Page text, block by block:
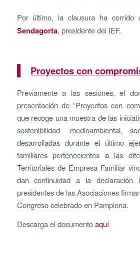
Por último, la clausura ha
Sendagorta, presidente del IEF.
Proyectos con
Previamente a las sesiones, el
presentación de “Proyectos con
que recoge una muestra de las
sostenibilidad -medioambiental,
desarrolladas durante el último
familiares pertenecientes a las
Territoriales de Empresa Familiar
dan continuidad a la declaración
presidentes de las Asociaciones
Congreso celebrado en Pamplona.
Descarga el documentoaquí